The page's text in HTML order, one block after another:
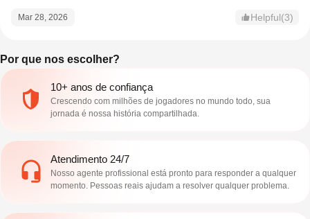
Mar 28, 2026 Helpful(3)
Por que nos escolher?
10+ anos de confiança
Crescendo com milhões de jogadores no mundo todo, sua
jornada é nossa história compartilhada.
Atendimento 24/7
Nosso agente profissional está pronto para responder a qualquer
momento. Pessoas reais ajudam a resolver qualquer problema.